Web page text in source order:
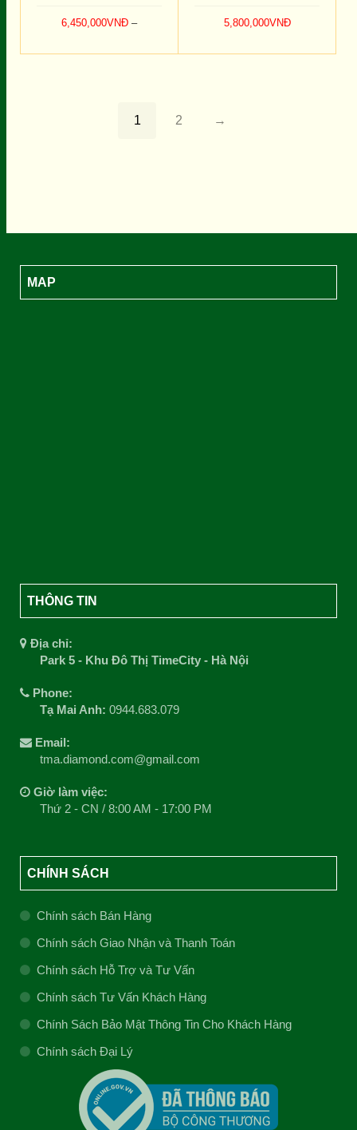
6,450,000VNĐ –
LỰA CHỌN CÁC TÙY
5,800,000VNĐ
THÊM VÀO GIỎ
1 2 →
MAP
THÔNG TIN
Địa chỉ:
Park 5 - Khu Đô Thị TimeCity - Hà Nội
Phone:
Tạ Mai Anh: 0944.683.079
Email:
tma.diamond.com@gmail.com
Giờ làm việc:
Thứ 2 - CN / 8:00 AM - 17:00 PM
CHÍNH SÁCH
Chính sách Bán Hàng
Chính sách Giao Nhận và Thanh Toán
Chính sách Hỗ Trợ và Tư Vấn
Chính sách Tư Vấn Khách Hàng
Chính Sách Bảo Mật Thông Tin Cho Khách Hàng
Chính sách Đại Lý